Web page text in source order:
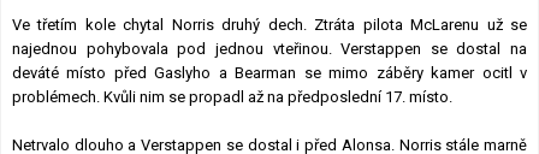
Ve třetím kole chytal Norris druhý dech. Ztráta pilota McLarenu už se
najednou pohybovala pod jednou vteřinou. Verstappen se dostal na
deváté místo před Gaslyho a Bearman se mimo záběry kamer ocitl v
problémech. Kvůli nim se propadl až na předposlední 17. místo.
Netrvalo dlouho a Verstappen se dostal i před Alonsa. Norris stále marně